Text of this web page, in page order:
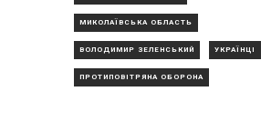
МИКОЛАЇВСЬКА ОБЛАСТЬ
ВОЛОДИМИР ЗЕЛЕНСЬКИЙ УКРАЇНЦІ
ПРОТИПОВІТРЯНА ОБОРОНА